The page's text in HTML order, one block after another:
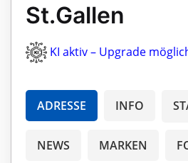
St.Gallen
KI aktiv – Upgrade
ADRESSE INFO
NEWS MARKEN